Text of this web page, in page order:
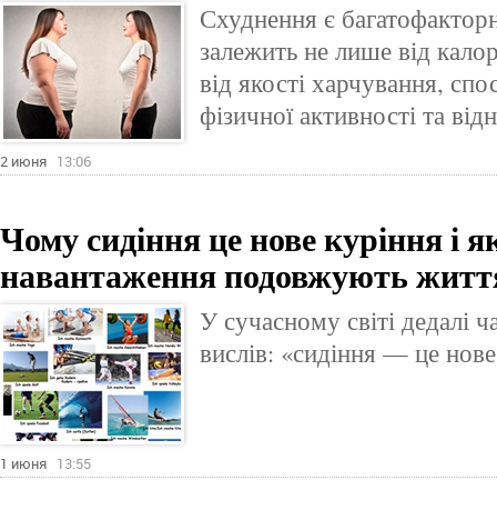
Схуднення є
залежить не лише від
від якості харчування,
фізичної активності та
2 июня 13:06
Чому сидіння це нове куріння і
навантаження подовжують
У сучасному світі дедалі
вислів: «сидіння — це
1 июня 13:55